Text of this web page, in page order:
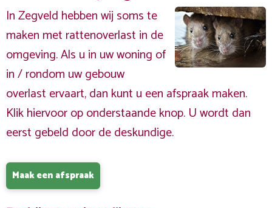
In Zegveld hebben wij soms te
maken met rattenoverlast in de
omgeving. Als u in uw woning of
in / rondom uw gebouw
overlast ervaart, dan kunt u een afspraak maken.
Klik hiervoor op onderstaande knop. U wordt dan
eerst gebeld door de deskundige.
Maak een afspraak